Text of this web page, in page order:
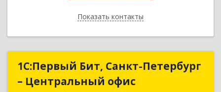
Показать контакты
Назад
1С:Первый Бит, Санкт-Петербург
– Центральный офис
1С:Первый Бит, Санкт-Петербург
– Центральный офис